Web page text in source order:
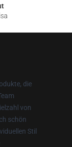
die
von
schön
Stil